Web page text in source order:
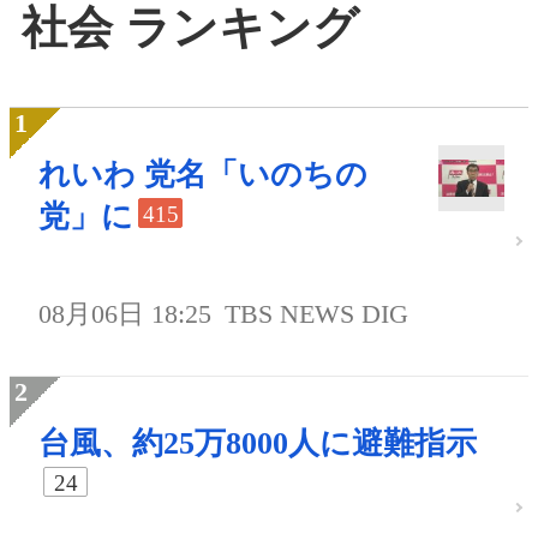
社会 ランキング
れいわ 党名「いのちの
党」に 415
08月06日 18:25 TBS NEWS DIG
台風、約25万8000人に避難指示
24